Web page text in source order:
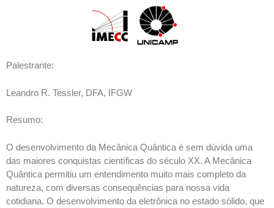
Palestrante:
Leandro R. Tessler, DFA, IFGW
Resumo:
O desenvolvimento da Mecânica Quântica é sem dúvida uma
das maiores conquistas científicas do século XX. A Mecânica
Quântica permitiu um entendimento muito mais completo da
natureza, com diversas consequências para nossa vida
cotidiana. O desenvolvimento da eletrônica no estado sólido, que